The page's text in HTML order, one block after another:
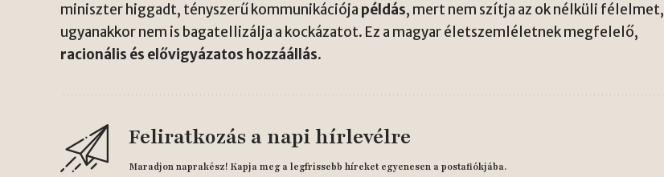
miniszter higgadt, tényszerű kommunikációja példás, mert nem szítja az ok nélküli félelmet,
ugyanakkor nem is bagatellizálja a kockázatot. Ez a magyar életszemléletnek megfelelő,
racionális és elővigyázatos hozzáállás.
Feliratkozás a napi hírlevélre
Maradjon naprakész! Kapja meg a legfrissebb híreket egyenesen a postafiókjába.